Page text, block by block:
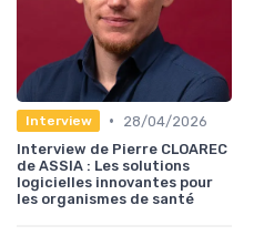
Interview •
28/04/2026
Interview de Pierre CLOAREC
de ASSIA : Les solutions
logicielles innovantes pour
les organismes de santé